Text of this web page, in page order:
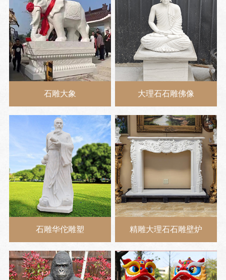
石雕大象 大理石石雕佛像
石雕华佗雕塑 精雕大理石石雕壁炉